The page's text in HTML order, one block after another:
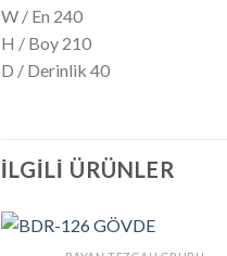
W / En 240
H / Boy 210
D / Derinlik 40
İLGILI ÜRÜNLER